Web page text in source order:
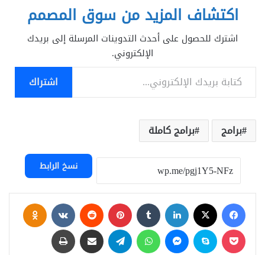
اكتشاف المزيد من سوق المصمم
اشترك للحصول على أحدث التدوينات المرسلة إلى بريدك
الإلكتروني.
كتابة بريدك الإلكتروني...
اشتراك
برامج برامج كاملة
نسخ الرابط
فيسبوك لينكدإن بينتيريست
‫Pocket
سكايب ماسنجر واتساب تيلقرام مشاركة عبر البريد طباعة